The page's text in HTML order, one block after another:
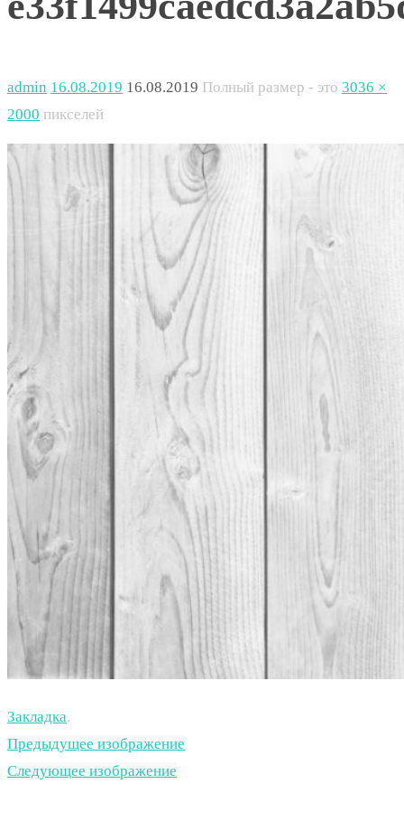
admin 16.08.2019 16.08.2019 Полный размер - это 3036 ×
2000 пикселей
Закладка.
Предыдущее изображение
Следующее изображение